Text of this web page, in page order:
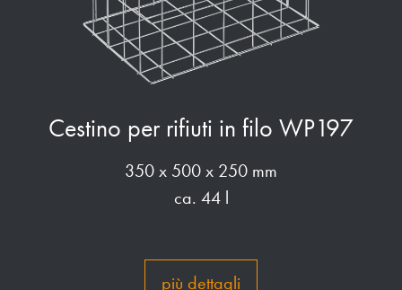
Cestino per rifiuti in filo WP197
350 x 500 x 250 mm
ca. 44 l
più dettagli